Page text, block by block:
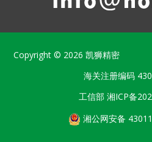
Copyright © 2026凯狮精密
海关注册编码
工信部 湘ICP备
湘公网安备